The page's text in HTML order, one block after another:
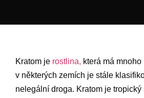
Kratom je rostlina, která má
v některých zemích je stále
nelegální droga. Kratom je